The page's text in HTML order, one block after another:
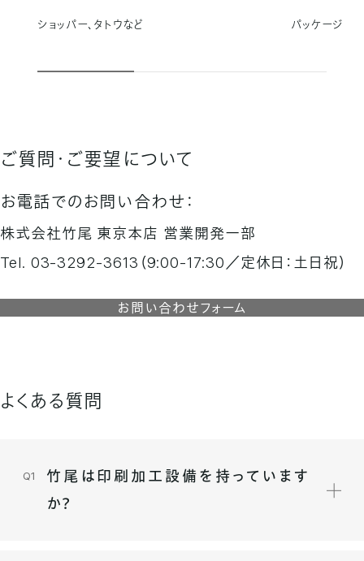
ショッパー、タトウなど パッケージ
ご質問・ご要望について
お電話でのお問い合わせ：
株式会社竹尾 東京本店 営業開発一部
Tel. 03-3292-3613（9:00-17:30／定休日：土日祝）
お問い合わせフォーム
よくある質問
竹尾は印刷加工設備を持っています
か？